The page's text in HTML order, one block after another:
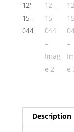
Description